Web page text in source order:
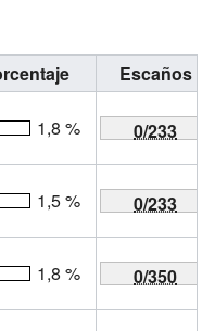
Escaños
1,8 % 0/233
1,5 % 0/233
1,8 % 0/350